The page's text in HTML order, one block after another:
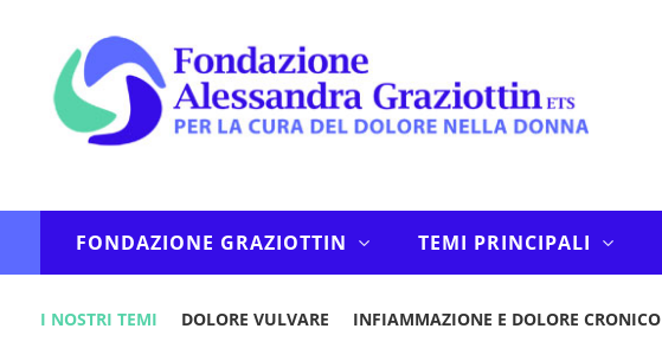
FONDAZIONE GRAZIOTTIN TEMI PRINCIPALI
I NOSTRI TEMI DOLORE VULVARE INFIAMMAZIONE E DOLORE CRONICO